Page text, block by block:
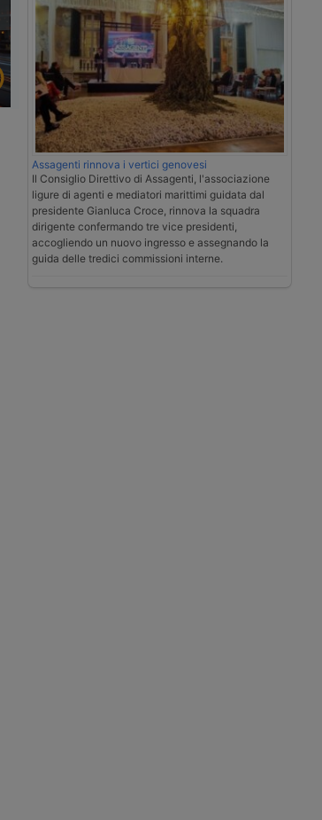
Assagenti rinnova i vertici genovesi
Il Consiglio Direttivo di Assagenti, l'associazione
ligure di agenti e mediatori marittimi guidata dal
presidente Gianluca Croce, rinnova la squadra
dirigente confermando tre vice presidenti,
accogliendo un nuovo ingresso e assegnando la
guida delle tredici commissioni interne.